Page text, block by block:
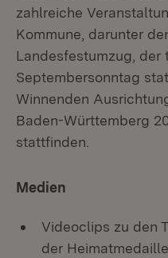
zahlreiche
Kommune, darunter
Landesfestumzug,
Septembersonntag
Winnenden
Baden-Württemberg
stattfinden.
Medien
Videoclips zu den
der